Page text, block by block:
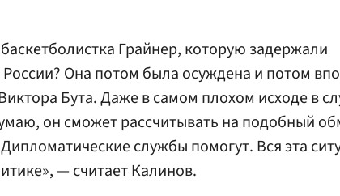
Грайнер, которую задержали
Она потом была осуждена и потом
Бута. Даже в самом плохом исходе в
он сможет рассчитывать на подобный
службы помогут. Вся эта
— считает Калинов.